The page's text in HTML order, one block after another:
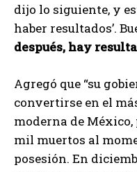
dijo lo siguiente, y
haber resultados’.
después, hay
Agregó que “su
convertirse en el
moderna de México,
mil muertos al
posesión. En